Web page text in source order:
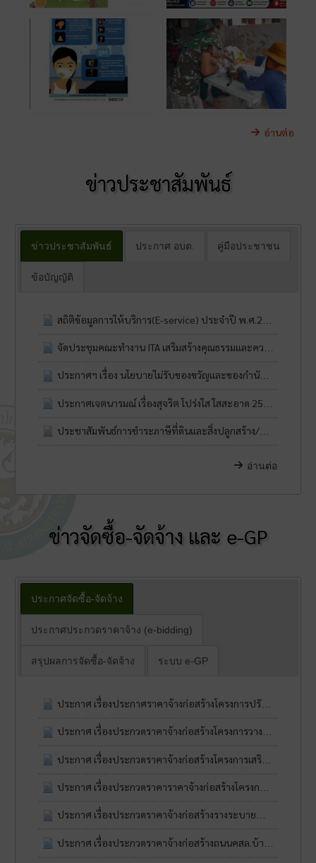
อ่านต่อ
ข่าวประชาสัมพันธ์
ข่าวประชาสัมพันธ์ ประกาศ อบต. คู่มือประชาชน
ข้อบัญญัติ
สถิติข้อมูลการให้บริการ(E-service) ประจำปี พ.ศ.2568
จัดประชุมคณะทำงาน ITA เสริมสร้างคุณธรรมและความโปร่งใส ยกระดับการดำเนินงานสู่มาตฐานสากล
ประกาศฯ เรื่อง นโยบายไม่รับของขวัญและของกำนัลทุกชนิดจากการปฏิบัติหน้าที่ (No give policy) ประจำปีงบประมาณ พ.ศ.2569
ประกาศเจตนารมณ์ เรื่องสุจริต โปร่งใส ใสสะอาด 2569 และ งดรับ งดให้ ของขวัญและของกำนัลทุกชนิดจากการปฏิบัติหน้าที่ (No Gift Policy)
ประชาสัมพันธ์การชำระภาษีที่ดินและสิ่งปลูกสร้าง/ภาษีป้าย ประจำปี 2569
อ่านต่อ
ข่าวจัดซื้อ-จัดจ้าง และ e-GP
ประกาศจัดซื้อ-จัดจ้าง
ประกาศประกวดราคาจ้าง (e-bidding)
สรุปผลการจัดซื้อ-จัดจ้าง ระบบ e-GP
ประกาศ เรื่องประกาศราคาจ้างก่อสร้างโครงการปรับปรุงถนนคสล.พร้อมรางระบายน้ำคสล.สองข้างทางบ้านสี่เหลี่ยมเจริญ หมู่10
ประกาศ เรื่องประกวดราคาจ้างก่อสร้างโครงการวางท่อระบายน้ำคสล.พร้อมขยายถนนคสล.บ้านสี่เหลี่ยมน้อย หมู่9
ประกาศ เรื่องประกวดราคาจ้างก่อสร้างโครงการเสริมผิวแอสฟัลท์ติกคอนกรีต รหัสทางหลวงท้องถิ่น บร.ถ.182-07 สายทาง(สามแยกถนน226 โรงเรียนจตุราษฏร์พิทยาคม-บ้านหนองผักโพด) หมู่4
ประกาศ เรื่องประกวดราคาราคาจ้างก่อสร้างโครงการปรับปรุงผิวจราจร โครงการปูผิวแอสฟัลท์ติกคอนกรีตบนถนนคอนกรีตสายทางบ้านบุก้านตง หมู่ที่12
ประกาศ เรื่องประกวดราคาจ้างก่อสร้างรางระบายน้ำคสล. บ้านสี่เหลี่ยมน้อย หมู่9
ประกาศ เรื่องประกวดราคาจ้างก่อสร้างถนนคสล.บ้านโคกใหม่พัฒนา หมู่15